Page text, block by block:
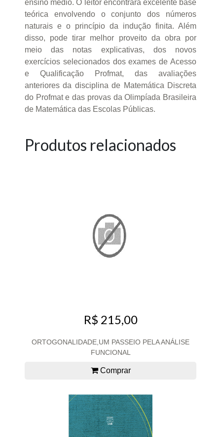
ensino médio. O leitor encontrará excelente base
teórica envolvendo o conjunto dos números
naturais e o princípio da indução finita. Além
disso, pode tirar melhor proveito da obra por
meio das notas explicativas, dos novos
exercícios selecionados dos exames de Acesso
e Qualificação Profmat, das avaliações
anteriores da disciplina de Matemática Discreta
do Profmat e das provas da Olimpíada Brasileira
de Matemática das Escolas Públicas.
Produtos relacionados
R$ 215,00
ORTOGONALIDADE,UM PASSEIO PELA ANÁLISE
FUNCIONAL
Comprar